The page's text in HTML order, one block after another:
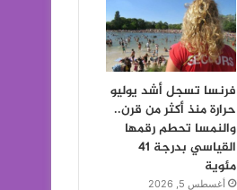
فرنسا تسجل أشد يوليو
حرارة منذ أكثر من قرن..
والنمسا تحطم رقمها
القياسي بدرجة 41
مئوية
أغسطس 5, 2026